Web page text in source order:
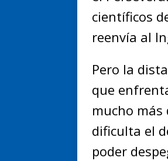
científicos
reenvía al
Pero la
que
mucho más
dificulta el
poder